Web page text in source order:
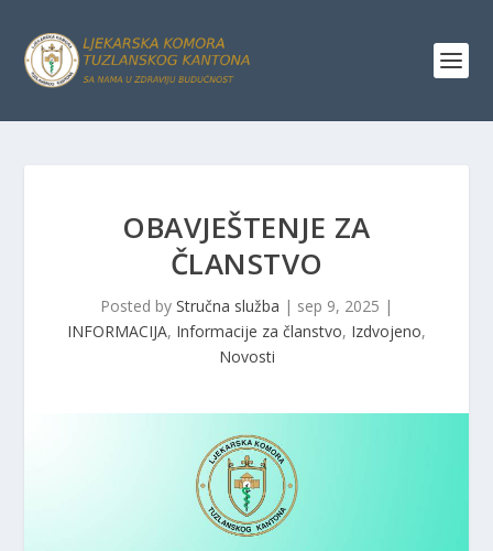
OBAVJEŠTENJE ZA
ČLANSTVO
Posted by Stručna služba | sep 9, 2025 |
INFORMACIJA, Informacije za članstvo, Izdvojeno,
Novosti